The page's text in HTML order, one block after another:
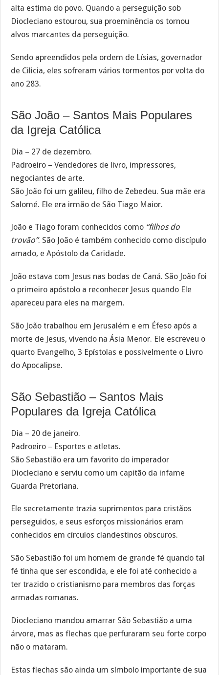
alta estima do povo. Quando a perseguição sob
Diocleciano estourou, sua proeminência os tornou
alvos marcantes da perseguição.
Sendo apreendidos pela ordem de Lísias, governador
de Cilicia, eles sofreram vários tormentos por volta do
ano 283.
São João – Santos Mais Populares
da Igreja Católica
Dia – 27 de dezembro.
Padroeiro – Vendedores de livro, impressores,
negociantes de arte.
São João foi um galileu, filho de Zebedeu. Sua mãe era
Salomé. Ele era irmão de São Tiago Maior.
João e Tiago foram conhecidos como “filhos do
trovão”. São João é também conhecido como discípulo
amado, e Apóstolo da Caridade.
João estava com Jesus nas bodas de Caná. São João foi
o primeiro apóstolo a reconhecer Jesus quando Ele
apareceu para eles na margem.
São João trabalhou em Jerusalém e em Éfeso após a
morte de Jesus, vivendo na Ásia Menor. Ele escreveu o
quarto Evangelho, 3 Epístolas e possivelmente o Livro
do Apocalipse.
São Sebastião – Santos Mais
Populares da Igreja Católica
Dia – 20 de janeiro.
Padroeiro – Esportes e atletas.
São Sebastião era um favorito do imperador
Diocleciano e serviu como um capitão da infame
Guarda Pretoriana.
Ele secretamente trazia suprimentos para cristãos
perseguidos, e seus esforços missionários eram
conhecidos em círculos clandestinos obscuros.
São Sebastião foi um homem de grande fé quando tal
fé tinha que ser escondida, e ele foi até conhecido a
ter trazido o cristianismo para membros das forças
armadas romanas.
Diocleciano mandou amarrar São Sebastião a uma
árvore, mas as flechas que perfuraram seu forte corpo
não o mataram.
Estas flechas são ainda um símbolo importante de sua